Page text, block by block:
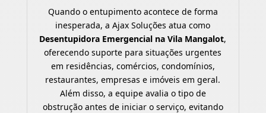
Quando o entupimento acontece de forma
inesperada, a Ajax Soluções atua como
Desentupidora Emergencial na Vila Mangalot,
oferecendo suporte para situações urgentes
em residências, comércios, condomínios,
restaurantes, empresas e imóveis em geral.
Além disso, a equipe avalia o tipo de
obstrução antes de iniciar o serviço, evitando